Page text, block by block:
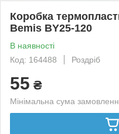
Коробка
Bemis BY25-120
В наявності
Код: 164488
Роздріб
55 ₴
Мінімальна сума